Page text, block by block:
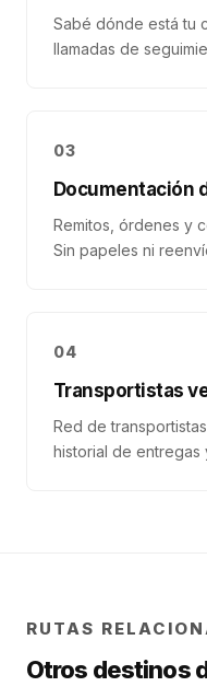
Sabé dónde está tu
llamadas de
03
Documentación
Remitos, órdenes y
Sin papeles ni
04
Transportistas
Red de
historial de entregas
RUTAS
Otros destinos